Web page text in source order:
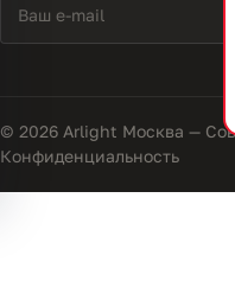
© 2026 Arlight Москва —
Конфиденциальность